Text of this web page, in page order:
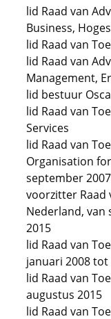
lid Raad van
Business,
lid Raad van
lid Raad van
Management,
lid bestuur
lid Raad van
Services
lid Raad van
Organisation
september
voorzitter Raad
Nederland,
2015
lid Raad van
januari 2008 tot
lid Raad van
augustus 2015
lid Raad van